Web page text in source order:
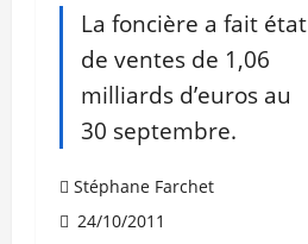
La foncière a fait état
de ventes de 1,06
milliards d’euros au
30 septembre.
Stéphane Farchet
24/10/2011